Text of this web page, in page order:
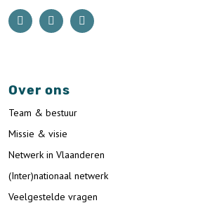
Over ons
Team & bestuur
Missie & visie
Netwerk in Vlaanderen
(Inter)nationaal netwerk
Veelgestelde vragen